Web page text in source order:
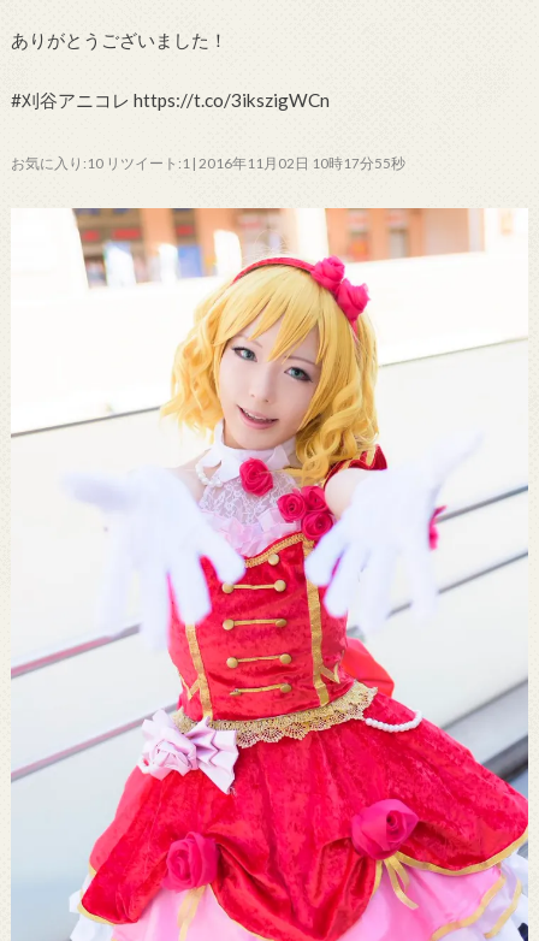
ありがとうございました！
#刈谷アニコレ https://t.co/3ikszigWCn
お気に入り:10 リツイート:1 | 2016年11月02日 10時17分55秒